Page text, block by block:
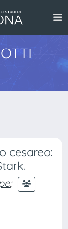
cesareo:
;